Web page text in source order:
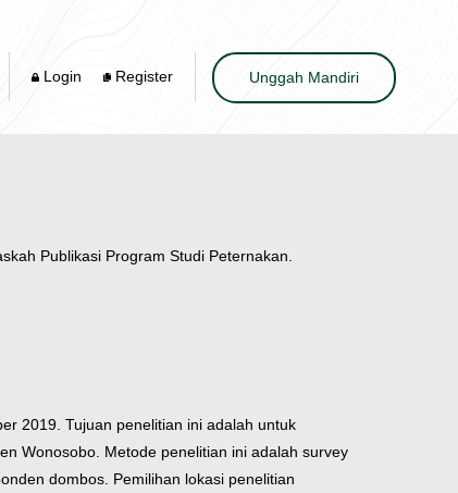
Login Register Unggah Mandiri
Publikasi Program Studi Peternakan.
2019. Tujuan penelitian ini adalah untuk
Wonosobo. Metode penelitian ini adalah survey
dombos. Pemilihan lokasi penelitian